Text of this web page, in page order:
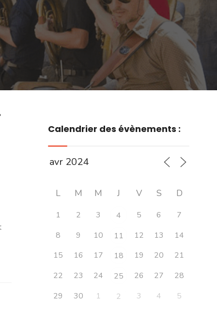
Calendrier des évènements :
L M M J V S D
1 2 3 4 5 6
7
8
9 10 11 12 13
14
15
16 17 18 19 20
21
22
23 24 25 26 27
28
29
30 1 2 3 4 5